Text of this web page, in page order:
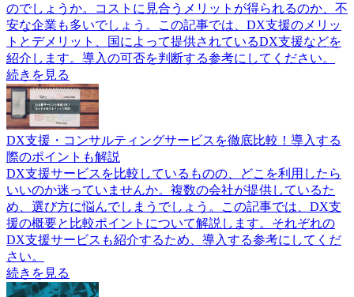
のでしょうか。コストに見合うメリットが得られるのか、不
安な企業も多いでしょう。この記事では、DX支援のメリッ
トとデメリット、国によって提供されているDX支援などを
紹介します。導入の可否を判断する参考にしてください。
続きを見る
DX支援・コンサルティングサービスを徹底比較！導入する
際のポイントも解説
DX支援サービスを比較しているものの、どこを利用したら
いいのか迷っていませんか。複数の会社が提供しているた
め、選び方に悩んでしまうでしょう。この記事では、DX支
援の概要と比較ポイントについて解説します。それぞれの
DX支援サービスも紹介するため、導入する参考にしてくだ
さい。
続きを見る